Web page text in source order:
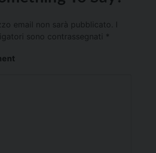
email non sarà pubblicato.
sono contrassegnati *